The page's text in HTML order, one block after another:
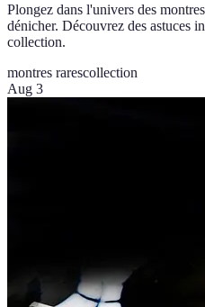
Plongez dans l'univers des
dénicher. Découvrez des astuces
collection.
montres rarescollection
Aug 3